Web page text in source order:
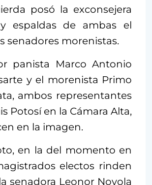
posó la exconsejera
espaldas de ambas el
senadores morenistas.
panista Marco Antonio
y el morenista Primo
ambos representantes
Potosí en la Cámara Alta,
en la imagen.
en la del momento en
electos rinden
senadora Leonor Noyola